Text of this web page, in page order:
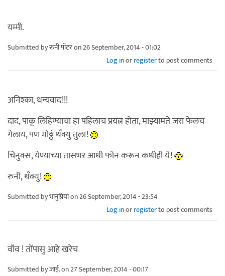
यम्मी.
Submitted byरूनी पॉटरon 26 September, 2014 - 01:02
Log inorregisterto post comments
अनिश्का, धन्यवाद!!!
दाद, पाकृ लिहिण्याचा हा पहिलाच प्रयत्न होता, माझ्यामते जरा फेलच
गेलाय, पण मोठ्ठं थँक्यु तुला!
चिनुक्स, येण्याच्या तासभर आधी फोन करून कधीही ये!
रुनी, थँक्यु!
Submitted byभानुप्रियाon 26 September, 2014 - 23:54
Log inorregisterto post comments
वॉव ! तोंपासु आहे खरेच
Submitted byजाई.on 27 September, 2014 - 00:17